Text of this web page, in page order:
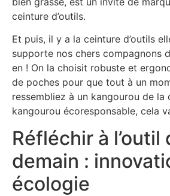
ceinture d’outils.
Et puis, il y a la ceinture d’outils
supporte nos chers compagnons
en ! On la choisit robuste et
de poches pour que tout à un
ressembliez à un kangourou de la
kangourou écoresponsable, cela
Réfléchir à l’outil
demain :
écologie